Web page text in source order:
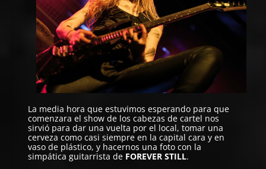
La media hora que estuvimos esperando para que
comenzara el show de los cabezas de cartel nos
sirvió para dar una vuelta por el local, tomar una
cerveza como casi siempre en la capital cara y en
vaso de plástico, y hacernos una foto con la
simpática guitarrista de FOREVER STILL.